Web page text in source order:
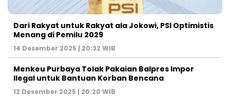
Dari Rakyat untuk Rakyat ala Jokowi, PSI Optimistis
Menang di Pemilu 2029
14 Desember 2025 | 20:32 WIB
Menkeu Purbaya Tolak Pakaian Balpres Impor
Ilegal untuk Bantuan Korban Bencana
12 Desember 2025 | 20:20 WIB